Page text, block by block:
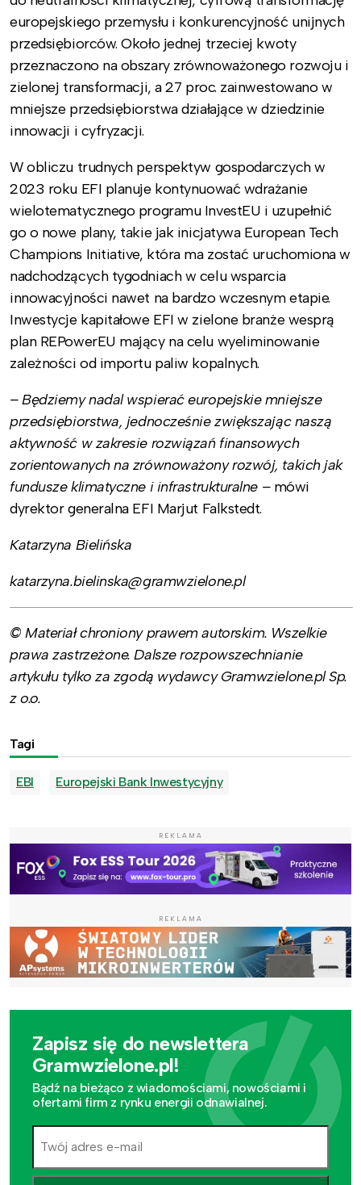
europejskiego przemysłu i konkurencyjność unijnych
przedsiębiorców. Około jednej trzeciej kwoty
przeznaczono na obszary zrównoważonego rozwoju i
zielonej transformacji, a 27 proc. zainwestowano w
mniejsze przedsiębiorstwa działające w dziedzinie
innowacji i cyfryzacji.
W obliczu trudnych perspektyw gospodarczych w
2023 roku EFI planuje kontynuować wdrażanie
wielotematycznego programu InvestEU i uzupełnić
go o nowe plany, takie jak inicjatywa European Tech
Champions Initiative, która ma zostać uruchomiona w
nadchodzących tygodniach w celu wsparcia
innowacyjności nawet na bardzo wczesnym etapie.
Inwestycje kapitałowe EFI w zielone branże wesprą
plan REPowerEU mający na celu wyeliminowanie
zależności od importu paliw kopalnych.
– Będziemy nadal wspierać europejskie mniejsze
przedsiębiorstwa, jednocześnie zwiększając naszą
aktywność w zakresie rozwiązań finansowych
zorientowanych na zrównoważony rozwój, takich jak
fundusze klimatyczne i infrastrukturalne – mówi
dyrektor generalna EFI Marjut Falkstedt.
Katarzyna Bielińska
katarzyna.bielinska@gramwzielone.pl
© Materiał chroniony prawem autorskim. Wszelkie
prawa zastrzeżone. Dalsze rozpowszechnianie
artykułu tylko za zgodą wydawcy Gramwzielone.pl Sp.
z o.o.
Tagi
EBI Europejski Bank Inwestycyjny
REKLAMA
REKLAMA
Zapisz się do newslettera
Gramwzielone.pl!
Bądź na bieżąco z wiadomościami, nowościami i
ofertami firm z rynku energii odnawialnej.